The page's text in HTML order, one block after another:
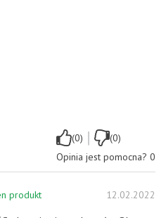
(0) |
(0)
Opinia jest pomocna? 0
produkt 12.02.2022